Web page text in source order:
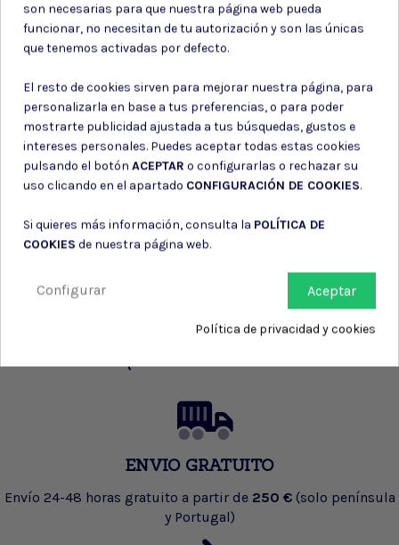
¿Por qué confiar en nosotros?
ENVIO GRATUITO
Envío 24-48 horas gratuito a partir de 250 € (solo península
y Portugal)
son necesarias para que nuestra página web pueda
funcionar, no necesitan de tu autorización y son las únicas
que tenemos activadas por defecto.
El resto de cookies sirven para mejorar nuestra página, para
personalizarla en base a tus preferencias, o para poder
mostrarte publicidad ajustada a tus búsquedas, gustos e
intereses personales. Puedes aceptar todas estas cookies
pulsando el botón ACEPTAR o configurarlas o rechazar su
uso clicando en el apartado CONFIGURACIÓN DE COOKIES.
Si quieres más información, consulta la POLÍTICA DE
COOKIES de nuestra página web.
Aceptar
Configurar
Política de privacidad y cookies